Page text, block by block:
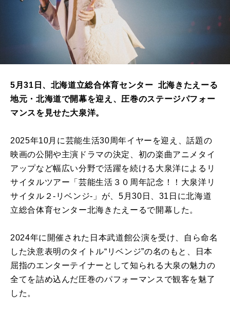
5月31日、北海道立総合体育センター 北海きたえーる
地元・北海道で開幕を迎え、圧巻のステージパフォー
マンスを見せた大泉洋。
2025年10月に芸能生活30周年イヤーを迎え、話題の
映画の公開や主演ドラマの決定、初の楽曲アニメタイ
アップなど幅広い分野で活躍を続ける大泉洋によるリ
サイタルツアー「芸能生活３０周年記念！！大泉洋リ
サイタル２-リベンジ-」が、5月30日、31日に北海道
立総合体育センター北海きたえーるで開幕した。
2024年に開催された日本武道館公演を受け、自ら命名
した決意表明のタイトル“リベンジ”の名のもと、日本
屈指のエンターテイナーとして知られる大泉の魅力の
全てを詰め込んだ圧巻のパフォーマンスで観客を魅了
した。